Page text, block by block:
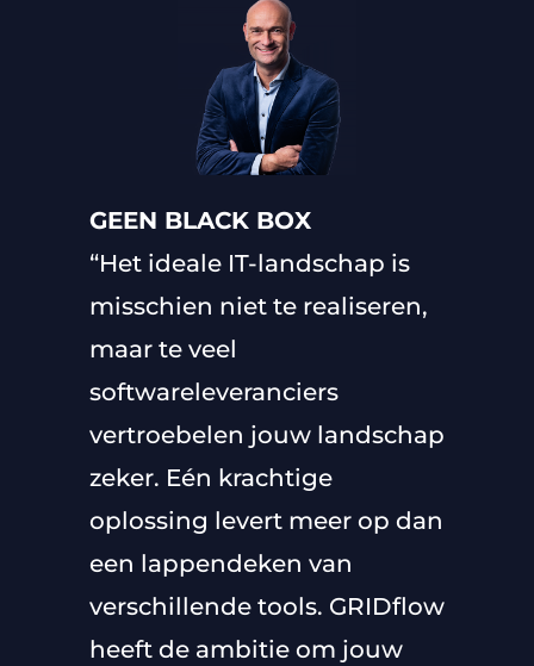
GEEN BLACK BOX
“Het ideale IT-landschap is
misschien niet te realiseren,
maar te veel
softwareleveranciers
vertroebelen jouw landschap
zeker. Eén krachtige
oplossing levert meer op dan
een lappendeken van
verschillende tools. GRIDflow
heeft de ambitie om jouw